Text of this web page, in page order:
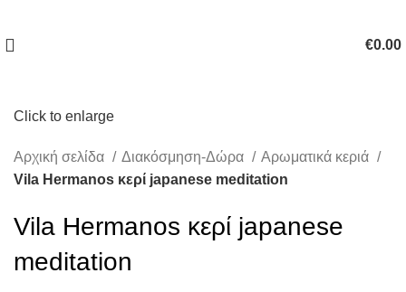
€0.00
Click to enlarge
Αρχική σελίδα Διακόσμηση-Δώρα
Αρωματικά κεριά
Vila Hermanos κερί japanese meditation
Vila Hermanos κερί japanese
meditation